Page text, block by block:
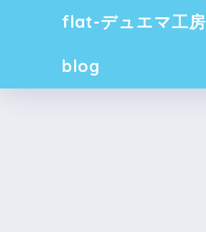
flat-デュエマ工房
blog